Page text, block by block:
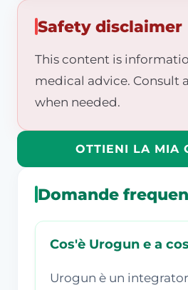
Safety disclaimer
This content is
medical advice. Consult
when needed.
OTTIENI LA MIA
Domande
Cos'è Urogun e a
Urogun è un